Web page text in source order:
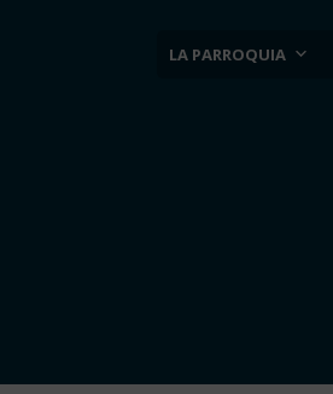
LA PARROQUIA